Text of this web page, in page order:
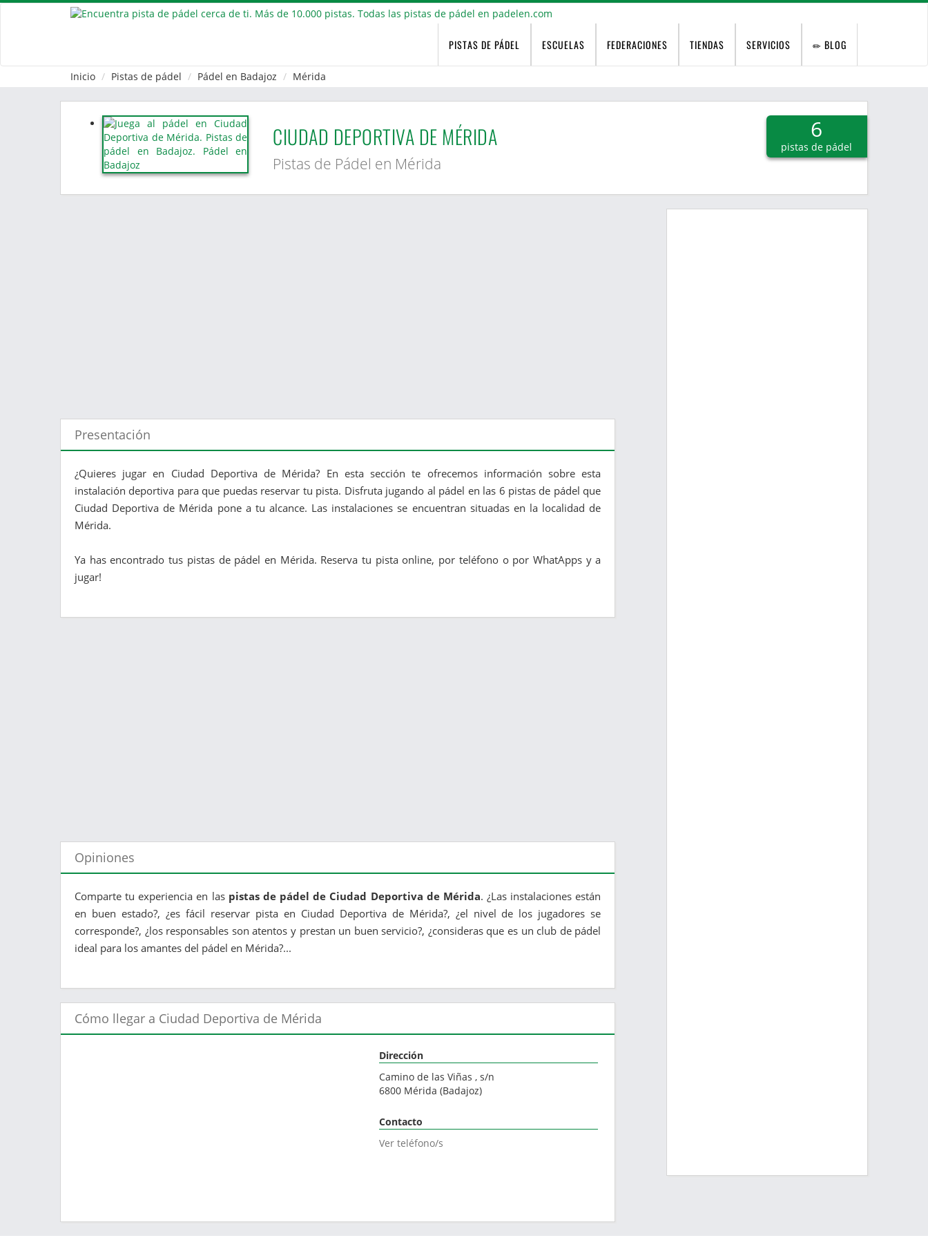
PISTAS DE PÁDEL ESCUELAS FEDERACIONES TIENDAS SERVICIOS BLOG
Inicio Pistas de pádel Pádel en Badajoz Mérida
CIUDAD DEPORTIVA DE MÉRIDA
Pistas de Pádel en Mérida
6
pistas de pádel
Presentación
¿Quieres jugar en Ciudad Deportiva de Mérida? En esta sección te ofrecemos información sobre esta
instalación deportiva para que puedas reservar tu pista. Disfruta jugando al pádel en las 6 pistas de pádel que
Ciudad Deportiva de Mérida pone a tu alcance. Las instalaciones se encuentran situadas en la localidad de
Mérida.
Ya has encontrado tus pistas de pádel en Mérida. Reserva tu pista online, por teléfono o por WhatApps y a
jugar!
Opiniones
Comparte tu experiencia en las pistas de pádel de Ciudad Deportiva de Mérida. ¿Las instalaciones están
en buen estado?, ¿es fácil reservar pista en Ciudad Deportiva de Mérida?, ¿el nivel de los jugadores se
corresponde?, ¿los responsables son atentos y prestan un buen servicio?, ¿consideras que es un club de pádel
ideal para los amantes del pádel en Mérida?...
Cómo llegar a Ciudad Deportiva de Mérida
Dirección
Camino de las Viñas , s/n
6800 Mérida (Badajoz)
Contacto
Ver teléfono/s